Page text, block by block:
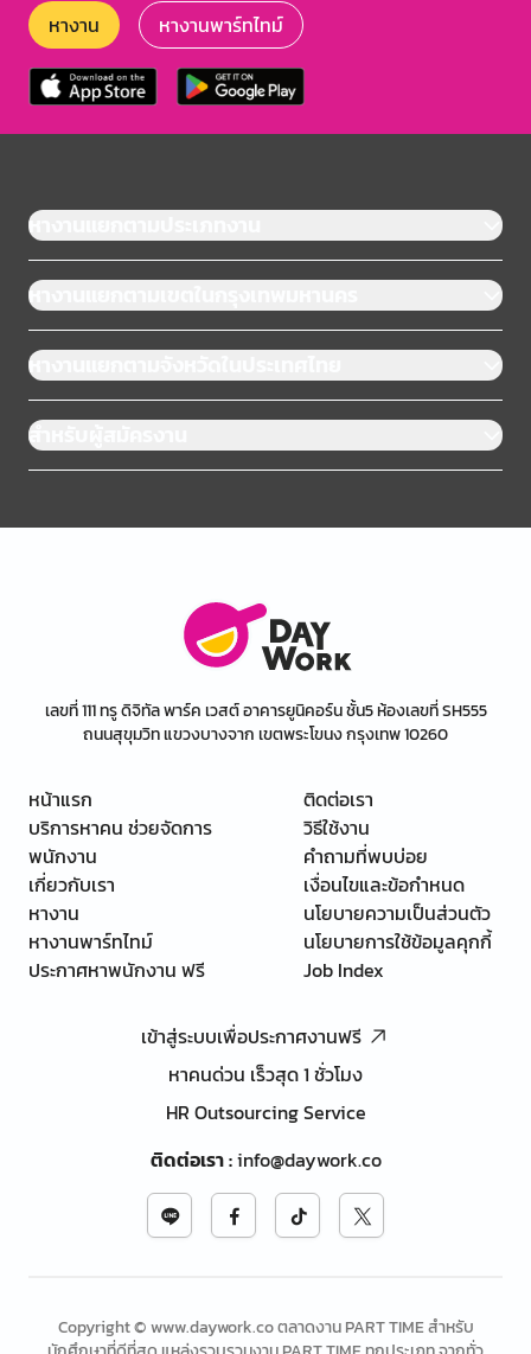
หางาน หางานพาร์ทไทม์
หางานแยกตามประเภทงาน
หางานแยกตามเขตในกรุงเทพมหานคร
หางานแยกตามจังหวัดในประเทศไทย
สำหรับผู้สมัครงาน
เลขที่ 111 ทรู ดิจิทัล พาร์ค เวสต์ อาคารยูนิคอร์น ชั้น5 ห้องเลขที่ SH555
ถนนสุขุมวิท แขวงบางจาก เขตพระโขนง กรุงเทพ 10260
หน้าแรก
บริการหาคน ช่วยจัดการ
พนักงาน
เกี่ยวกับเรา
หางาน
หางานพาร์ทไทม์
ประกาศหาพนักงาน ฟรี
ติดต่อเรา
วิธีใช้งาน
คำถามที่พบบ่อย
เงื่อนไขและข้อกำหนด
นโยบายความเป็นส่วนตัว
นโยบายการใช้ข้อมูลคุกกี้
Job Index
เข้าสู่ระบบเพื่อประกาศงานฟรี
หาคนด่วน เร็วสุด 1 ชั่วโมง
HR Outsourcing Service
ติดต่อเรา:info@daywork.co
Copyright © www.daywork.co ตลาดงาน PART TIME สำหรับ